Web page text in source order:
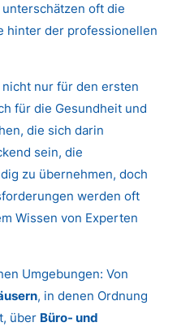
oft die
hinter der professionellen
nur für den ersten
für die Gesundheit und
die sich darin
sein, die
zu übernehmen, doch
werden oft
Wissen von Experten
Umgebungen: Von
, in denen Ordnung
über Büro- und